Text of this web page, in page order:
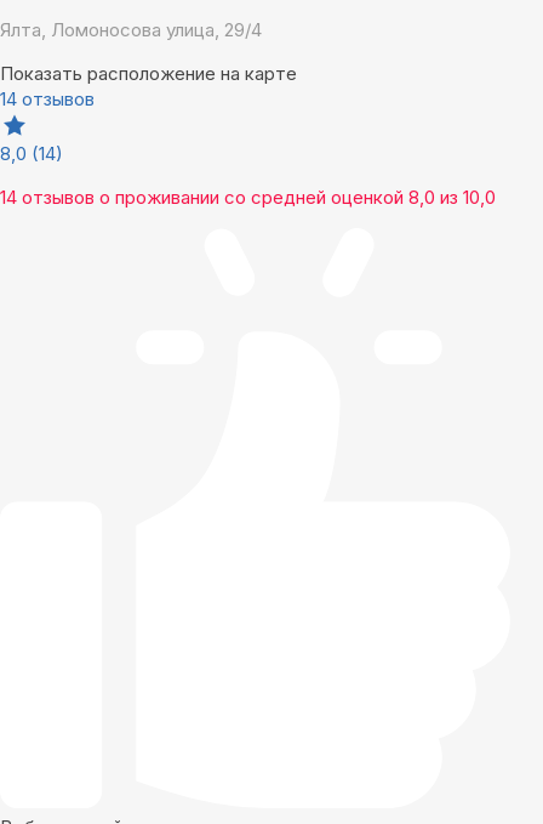
Ялта, Ломоносова улица, 29/4
Показать расположение на карте
14 отзывов
8,0 (14)
14 отзывов о проживании со средней оценкой 8,0 из 10,0